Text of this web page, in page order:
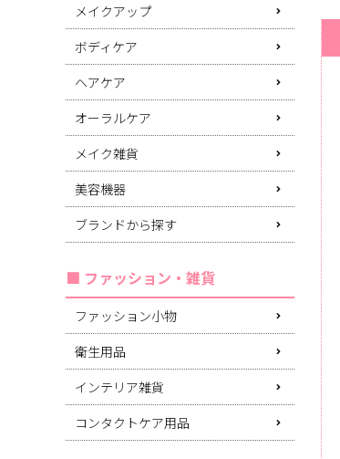
メイクアップ
ボディケア
ヘアケア
オーラルケア
メイク雑貨
美容機器
ブランドから探す
ファッション・雑貨
ファッション小物
衛生用品
インテリア雑貨
コンタクトケア用品